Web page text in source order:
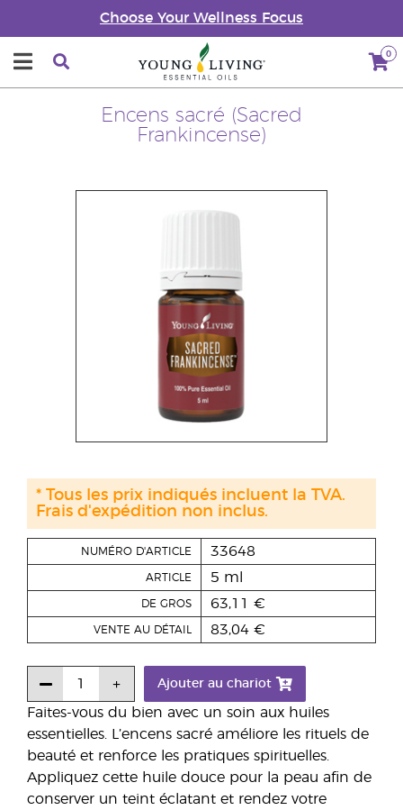
Choose Your Wellness Focus
0
Encens sacré (Sacred
Frankincense)
Faites-vous du bien avec un soin aux huiles
essentielles. L’encens sacré améliore les rituels de
beauté et renforce les pratiques spirituelles.
Appliquez cette huile douce pour la peau afin de
conserver un teint éclatant et rendez votre
NUMÉRO D'ARTICLE 33648
ARTICLE 5 ml
DE GROS 63,11 €
VENTE AU DÉTAIL 83,04 €
Ajouter au chariot
* Tous les prix indiqués incluent la TVA.
Frais d'expédition non inclus.